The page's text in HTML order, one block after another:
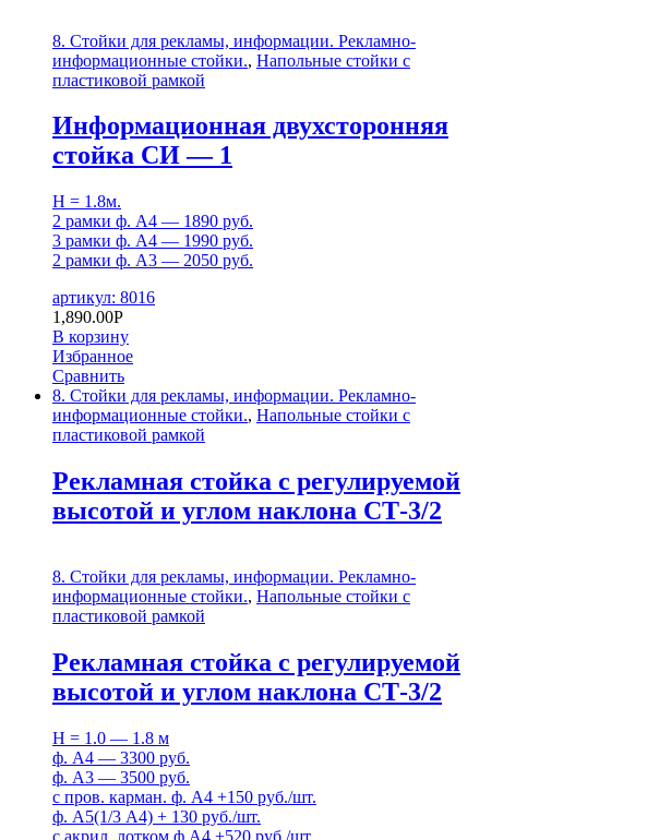
8. Стойки для рекламы, информации. Рекламно-
информационные стойки., Напольные стойки с
пластиковой рамкой
Информационная двухсторонняя
стойка СИ — 1
H = 1.8м.
2 рамки ф. А4 — 1890 руб.
3 рамки ф. А4 — 1990 руб.
2 рамки ф. А3 — 2050 руб.
артикул: 8016
1,890.00Р
В корзину
Избранное
Сравнить
8. Стойки для рекламы, информации. Рекламно-
информационные стойки., Напольные стойки с
пластиковой рамкой
Рекламная стойка с регулируемой
высотой и углом наклона СТ-3/2
8. Стойки для рекламы, информации. Рекламно-
информационные стойки., Напольные стойки с
пластиковой рамкой
Рекламная стойка с регулируемой
высотой и углом наклона СТ-3/2
H = 1.0 — 1.8 м
ф. А4 — 3300 руб.
ф. А3 — 3500 руб.
с пров. карман. ф. А4 +150 руб./шт.
ф. А5(1/3 А4) + 130 руб./шт.
с акрил. лотком ф.А4 +520 руб./шт.